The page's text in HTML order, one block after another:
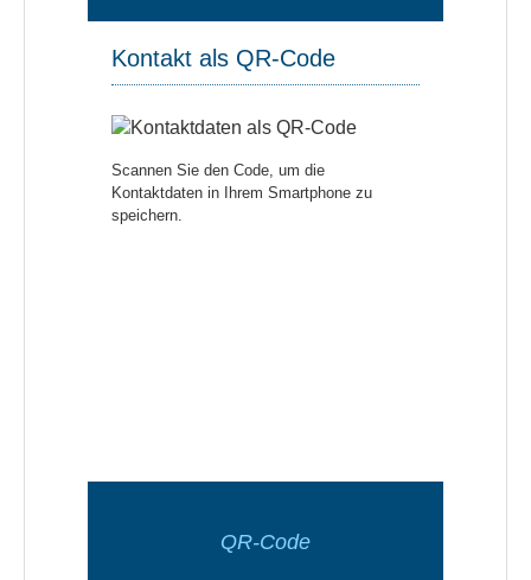
Kontakt als QR-Code
Scannen Sie den Code, um die
Kontaktdaten in Ihrem Smartphone zu
speichern.
QR-Code